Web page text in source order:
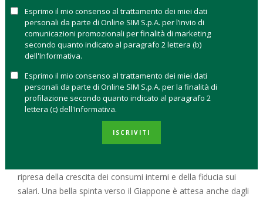
complessoper chi investe perché il rischio di volatilità e
correzioni è aumentato.
Per abbassare la correlazione all’andamento dei mercati, una
portafoglio sulle small e mid cap a livello globale. Tra le
opportunità di diversificazione del portafoglio,Union
Bancaire Privée – UBP suggerisce di tenere in
considerazione il mercato giapponese
Berre, senior analyst and investment specialist US and
ripresa della crescita dei consumi interni e della fiducia sui
salari. Una bella spinta verso il Giappone è attesa anche dagli
Esprimo il mio consenso al trattamento dei miei dati
personali da parte di Online SIM S.p.A. per l’invio di
comunicazioni promozionali per finalità di marketing
secondo quanto indicato al paragrafo 2 lettera (b)
dell'Informativa.
Esprimo il mio consenso al trattamento dei miei dati
personali da parte di Online SIM S.p.A. per la finalità di
profilazione secondo quanto indicato al paragrafo 2
lettera (c) dell'Informativa.
ISCRIVITI